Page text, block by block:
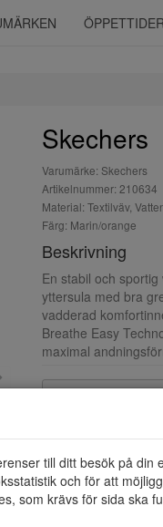
Skechers
Varumärke: Skechers
Artikelnummer: 210634
Material: Textilväv,
Färg: Marin/orange
Beskrivning
En stabil och
yttersula med bra
vadderad
Breathe Easy
maximal
till ditt besök på din
och för att
som krävs för sida ska